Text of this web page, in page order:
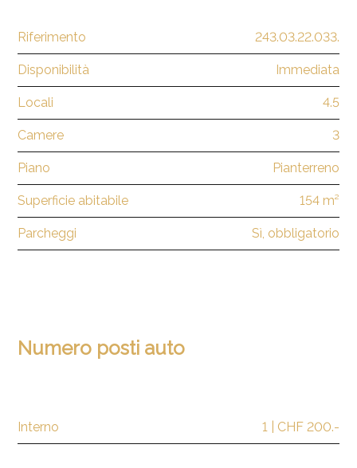
Riferimento 243.03.22.033.
Disponibilità Immediata
Locali 4.5
Camere 3
Piano Pianterreno
Superficie abitabile 154 m²
Parcheggi Sì, obbligatorio
Numero posti auto
Interno 1 | CHF 200.-